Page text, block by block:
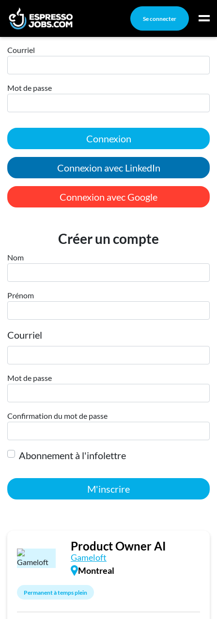
Se connecter
Connexion
Emplois
Ma boîte à outils
Conseils carrière
Nos chroniques
Inscrivez-vous à l'infolettre
Publiez une offre d'emploi
Connexion
Courriel
Mot de passe
Connexion
Connexion avec LinkedIn
Connexion avec Google
Créer un compte
Nom
Prénom
Courriel
Mot de passe
Confirmation du mot de passe
Abonnement à l'infolettre
M'inscrire
Product Owner AI
Gameloft
Montreal
Permanent à temps plein